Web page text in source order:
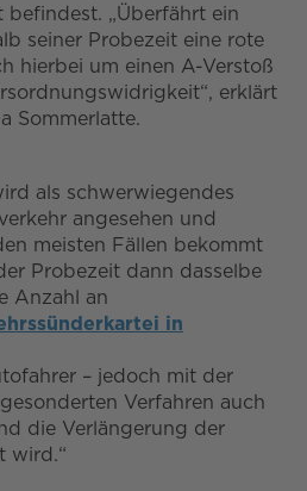
„Überfährt ein
seiner Probezeit eine rote
hierbei um einen A-Verstoß
erklärt
Sommerlatte.
als schwerwiegendes
angesehen und
meisten Fällen bekommt
Probezeit dann dasselbe
Anzahl an
in
– jedoch mit der
Verfahren auch
die Verlängerung der
wird.“